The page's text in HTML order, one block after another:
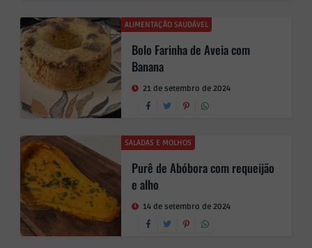
ALIMENTAÇÃO SAUDÁVEL
Bolo Farinha de Aveia com
Banana
21 de setembro de 2024
SALADAS E MOLHOS
Purê de Abóbora com requeijão
e alho
14 de setembro de 2024